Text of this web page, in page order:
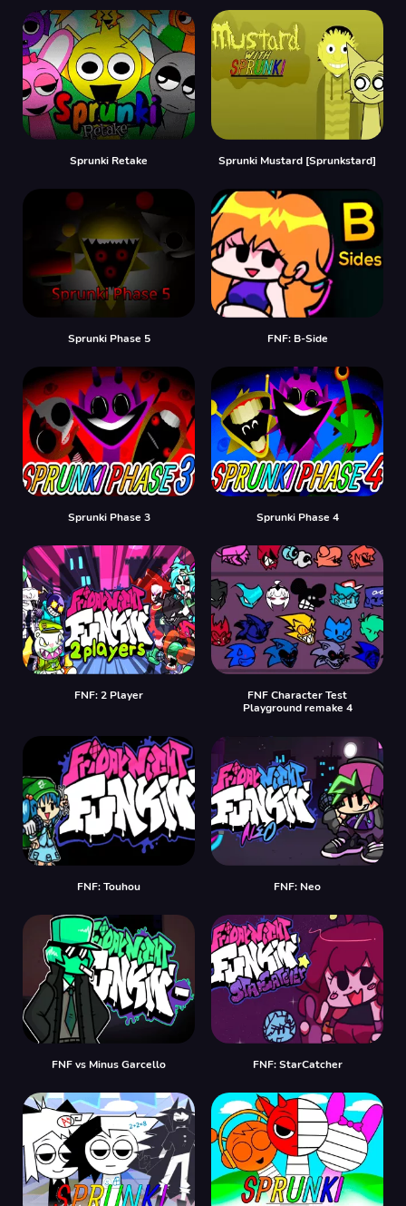
Sprunki Retake Sprunki Mustard [Sprunkstard]
Sprunki Phase 5 FNF: B-Side
Sprunki Phase 3 Sprunki Phase 4
FNF: 2 Player
FNF Character Test
Playground remake 4
FNF: Touhou FNF: Neo
FNF vs Minus Garcello FNF: StarCatcher